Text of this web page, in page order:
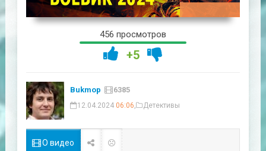
456 просмотров
+5
Bukmop 6385
12.04.2024 06:06 Детективы
О видео